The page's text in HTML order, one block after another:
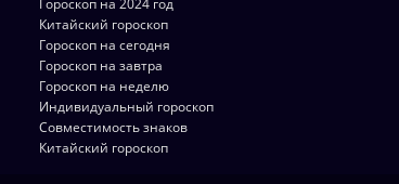
Гороскоп на 2024 год
Китайский гороскоп
Гороскоп на сегодня
Гороскоп на завтра
Гороскоп на неделю
Индивидуальный гороскоп
Совместимость знаков
Китайский гороскоп